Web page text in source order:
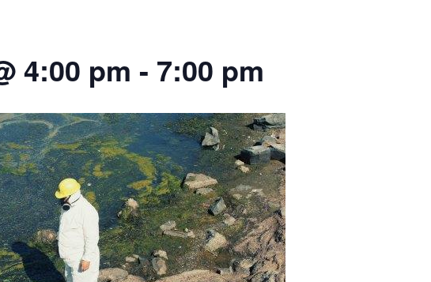
4:00 pm - 7:00 pm